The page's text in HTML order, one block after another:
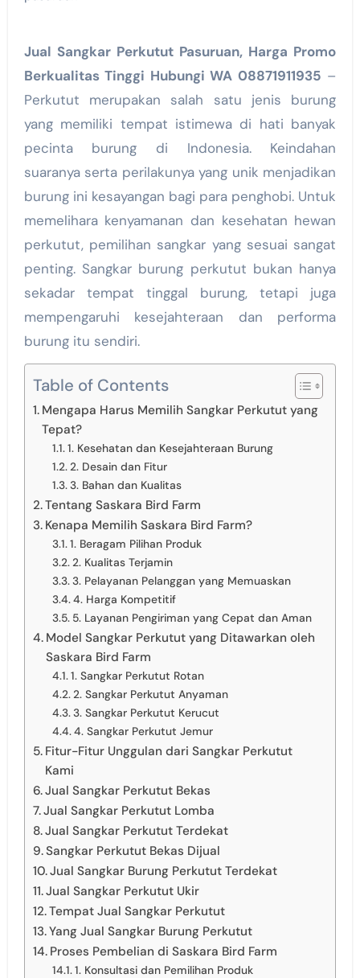
Jual Sangkar Perkutut Pasuruan, Harga Promo
Berkualitas Tinggi Hubungi WA 08871911935 –
Perkutut merupakan salah satu jenis burung
yang memiliki tempat istimewa di hati banyak
pecinta burung di Indonesia. Keindahan
suaranya serta perilakunya yang unik menjadikan
burung ini kesayangan bagi para penghobi. Untuk
memelihara kenyamanan dan kesehatan hewan
perkutut, pemilihan sangkar yang sesuai sangat
penting. Sangkar burung perkutut bukan hanya
sekadar tempat tinggal burung, tetapi juga
mempengaruhi kesejahteraan dan performa
burung itu sendiri.
Table of Contents
Mengapa Harus Memilih Sangkar Perkutut yang
Tepat?
1. Kesehatan dan Kesejahteraan Burung
2. Desain dan Fitur
3. Bahan dan Kualitas
Tentang Saskara Bird Farm
Kenapa Memilih Saskara Bird Farm?
1. Beragam Pilihan Produk
2. Kualitas Terjamin
3. Pelayanan Pelanggan yang Memuaskan
4. Harga Kompetitif
5. Layanan Pengiriman yang Cepat dan Aman
Model Sangkar Perkutut yang Ditawarkan oleh
Saskara Bird Farm
1. Sangkar Perkutut Rotan
2. Sangkar Perkutut Anyaman
3. Sangkar Perkutut Kerucut
4. Sangkar Perkutut Jemur
Fitur-Fitur Unggulan dari Sangkar Perkutut
Kami
Jual Sangkar Perkutut Bekas
Jual Sangkar Perkutut Lomba
Jual Sangkar Perkutut Terdekat
Sangkar Perkutut Bekas Dijual
Jual Sangkar Burung Perkutut Terdekat
Jual Sangkar Perkutut Ukir
Tempat Jual Sangkar Perkutut
Yang Jual Sangkar Burung Perkutut
Proses Pembelian di Saskara Bird Farm
1. Konsultasi dan Pemilihan Produk